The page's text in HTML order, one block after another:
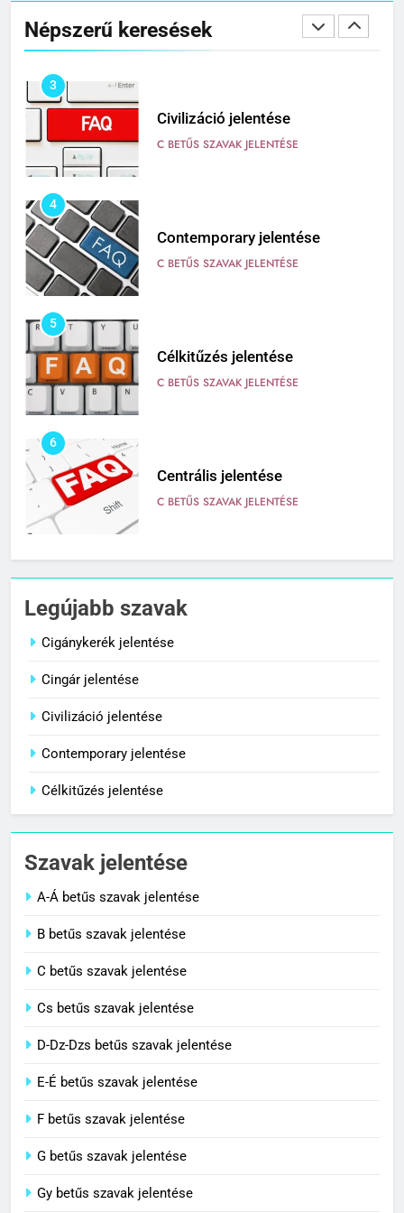
Népszerű keresésekC BETŰS SZAVAK JELENTÉSE
3
Civilizáció jelentése
C BETŰS SZAVAK JELENTÉSE
4
Contemporary jelentése
C BETŰS SZAVAK JELENTÉSE
5
Célkitűzés jelentése
C BETŰS SZAVAK JELENTÉSE
6
Centrális jelentése
C BETŰS SZAVAK JELENTÉSE
7
Céltudatos jelentése
8
Centenárium jelentése
1
Cigánykerék jelentése
C BETŰS SZAVAK JELENTÉSE
C BETŰS SZAVAK JELENTÉSE
3
4
Contemporary jelentése
Legújabb szavak
Cigánykerék jelentése
Cingár jelentése
Civilizáció jelentése
Contemporary jelentése
Célkitűzés jelentése
Szavak jelentése
A-Á betűs szavak jelentése
B betűs szavak jelentése
C betűs szavak jelentése
Cs betűs szavak jelentése
D-Dz-Dzs betűs szavak jelentése
E-É betűs szavak jelentése
F betűs szavak jelentése
G betűs szavak jelentése
Gy betűs szavak jelentése